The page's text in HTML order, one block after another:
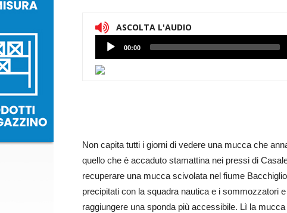
ASCOLTA L'AUDIO
Lettore
Audio
00:00
Non capita tutti i giorni di vedere una mucca che
quello che è accaduto stamattina nei pressi di
recuperare una mucca scivolata nel fiume
precipitati con la squadra nautica e i sommozzatori
raggiungere una sponda più accessibile. Lì la